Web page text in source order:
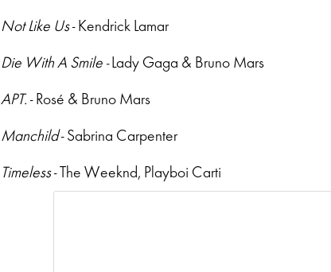
Not Like Us- Kendrick Lamar
Die With A Smile -Lady Gaga & Bruno Mars
APT.- Rosé & Bruno Mars
Manchild- Sabrina Carpenter
Timeless- The Weeknd, Playboi Carti